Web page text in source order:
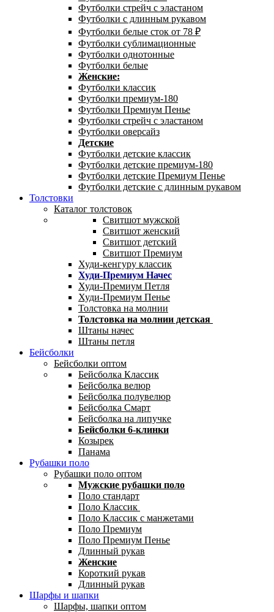
Футболки стрейч с эластаном
Футболки с длинным рукавом
Футболки белые сток от 78 ₽
Футболки сублимационные
Футболки однотонные
Футболки белые
Женские:
Футболки классик
Футболки премиум-180
Футболки Премиум Пенье
Футболки стрейч с эластаном
Футболки оверсайз
Детские
Футболки детские классик
Футболки детские премиум-180
Футболки детские Премиум Пенье
Футболки детские с длинным рукавом
Толстовки
Каталог толстовок
Свитшот мужской
Свитшот женский
Свитшот детский
Свитшот Премиум
Худи-кенгуру классик
Худи-Премиум Начес
Худи-Премиум Петля
Худи-Премиум Пенье
Толстовка на молнии
Толстовка на молнии детская
Штаны начес
Штаны петля
Бейсболки
Бейсболки оптом
Бейсболка Классик
Бейсболка велюр
Бейсболка полувелюр
Бейсболка Смарт
Бейсболка на липучке
Бейсболки 6-клинки
Козырек
Панама
Рубашки поло
Рубашки поло оптом
Мужские рубашки поло
Поло стандарт
Поло Классик
Поло Классик с манжетами
Поло Премиум
Поло Премиум Пенье
Длинный рукав
Женские
Короткий рукав
Длинный рукав
Шарфы и шапки
Шарфы, шапки оптом